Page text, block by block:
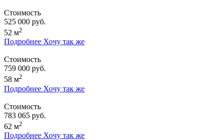
Стоимость
525 000 руб.
52 м2
Подробнее Хочу так же
Стоимость
759 000 руб.
58 м2
Подробнее Хочу так же
Стоимость
783 065 руб.
62 м2
Подробнее Хочу так же